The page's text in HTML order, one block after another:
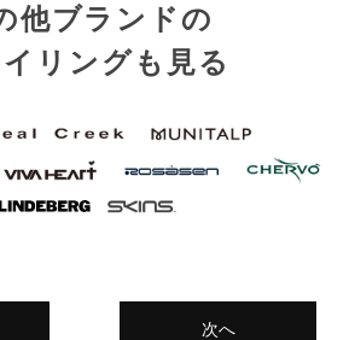
他ブランドの
リングも見る
次へ